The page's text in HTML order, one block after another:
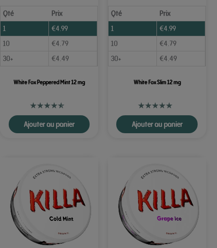
Qté
Prix
1
€4.99
10
€4.79
30+
€4.49
White Fox Peppered Mint 12 mg
Ajouter au panier
Qté
Prix
1
€4.99
10
€4.79
30+
€4.49
White Fox Slim 12 mg
Ajouter au panier